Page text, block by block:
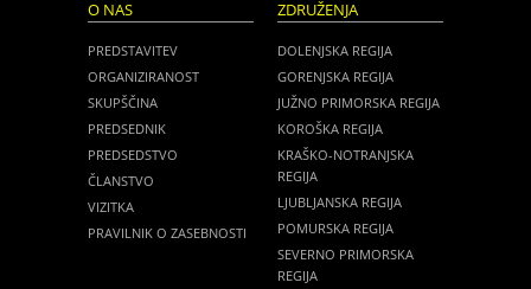
O NAS
PREDSTAVITEV
ORGANIZIRANOST
SKUPŠČINA
PREDSEDNIK
PREDSEDSTVO
ČLANSTVO
VIZITKA
PRAVILNIK O ZASEBNOSTI
ZDRUŽENJA
DOLENJSKA REGIJA
GORENJSKA REGIJA
JUŽNO PRIMORSKA REGIJA
KOROŠKA REGIJA
KRAŠKO-NOTRANJSKA
REGIJA
LJUBLJANSKA REGIJA
POMURSKA REGIJA
SEVERNO PRIMORSKA
REGIJA